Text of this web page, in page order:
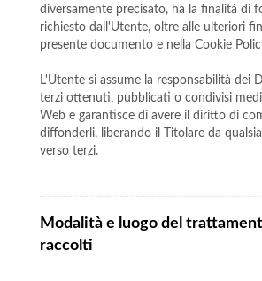
diversamente precisato, ha la finalità di
richiesto dall'Utente, oltre alle ulteriori
presente documento e nella Cookie
L'Utente si assume la responsabilità dei
terzi ottenuti, pubblicati o condivisi
Web e garantisce di avere il diritto di
diffonderli, liberando il Titolare da
verso terzi.
Modalità e luogo del
raccolti